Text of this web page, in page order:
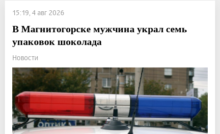
15:19, 4 авг 2026
В Магнитогорске мужчина украл семь
упаковок шоколада
Новости